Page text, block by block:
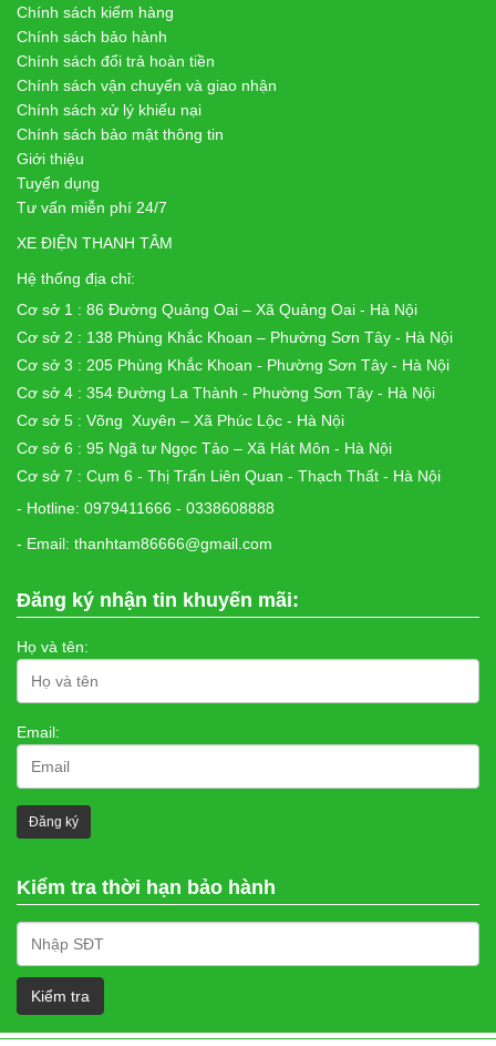
Chính sách kiểm hàng
Chính sách bảo hành
Chính sách đổi trả hoàn tiền
Chính sách vận chuyển và giao nhận
Chính sách xử lý khiếu nại
Chính sách bảo mật thông tin
Giới thiệu
Tuyển dụng
Tư vấn miễn phí 24/7
XE ĐIỆN THANH TÂM
Hệ thống địa chỉ:
Cơ sở 1 : 86 Đường Quảng Oai – Xã Quảng Oai - Hà Nội
Cơ sở 2 : 138 Phùng Khắc Khoan – Phường Sơn Tây - Hà Nội
Cơ sở 3 : 205 Phùng Khắc Khoan - Phường Sơn Tây - Hà Nội
Cơ sở 4 : 354 Đường La Thành - Phường Sơn Tây - Hà Nội
Cơ sở 5 : Võng Xuyên – Xã Phúc Lộc - Hà Nội
Cơ sở 6 : 95 Ngã tư Ngọc Tảo – Xã Hát Môn - Hà Nội
Cơ sở 7 : Cụm 6 - Thị Trấn Liên Quan - Thạch Thất - Hà Nội
- Hotline: 0979411666 - 0338608888
- Email: thanhtam86666@gmail.com
Đăng ký nhận tin khuyến mãi:
Họ và tên:
Email:
Kiểm tra thời hạn bảo hành